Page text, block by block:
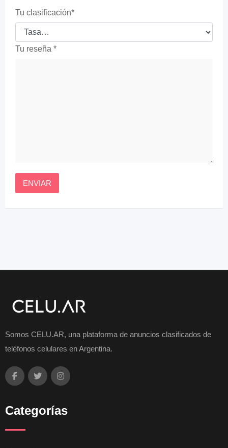
Tu clasificación*
Tu reseña *
Somos CELU.AR, una plataforma de anuncios clasificados de
teléfonos celulares en Argentina.
Categorías